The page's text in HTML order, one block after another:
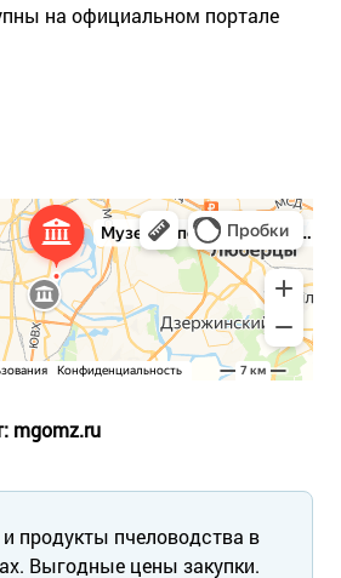
на официальном портале
mgomz.ru
продукты пчеловодства в
Выгодные цены закупки.